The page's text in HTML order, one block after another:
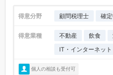
得意分野 顧問税理士 確
得意業種 不動産 飲食
IT・インターネット
個人の相談も受付可